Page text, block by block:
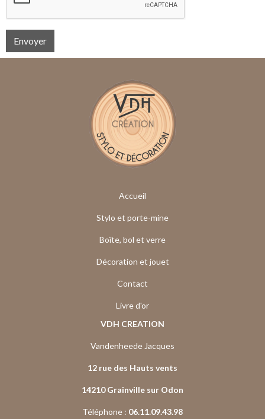
Envoyer
Accueil
Stylo et porte-mine
Boîte, bol et verre
Décoration et jouet
Contact
Livre d'or
VDH CREATION
Vandenheede Jacques
12 rue des Hauts vents
14210 Grainville sur Odon
Téléphone : 06.11.09.43.98